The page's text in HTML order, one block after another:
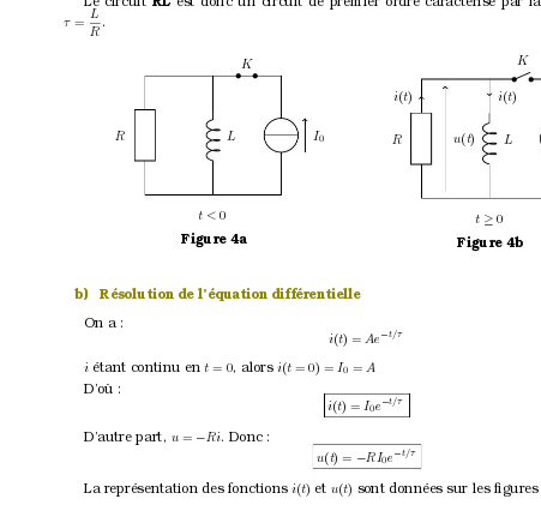
τ=
L
R
.
• •
K
I0
L
R
t < 0
Figure 4a
• •
K
L
R
t ≥0
i(t)
i(t)
u(t)
Figure 4b
b) Résolution de l’équation différentielle
On a :
i(t) = Ae −t/τ
i étant continu en t= 0, alors i(t= 0) = I0 =A
D’où :
i(t) = I0e −t/τ
D’autre part, u= −Ri. Donc :
u(t) = −RI0e − t/τ
La représentation des fonctions i(t) et u(t)sont données sur les ﬁgures